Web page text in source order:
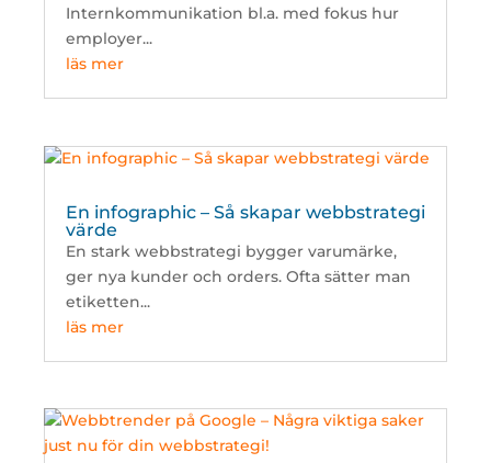
Internkommunikation bl.a. med fokus hur
employer...
läs mer
En infographic – Så skapar webbstrategi
värde
En stark webbstrategi bygger varumärke,
ger nya kunder och orders. Ofta sätter man
etiketten...
läs mer